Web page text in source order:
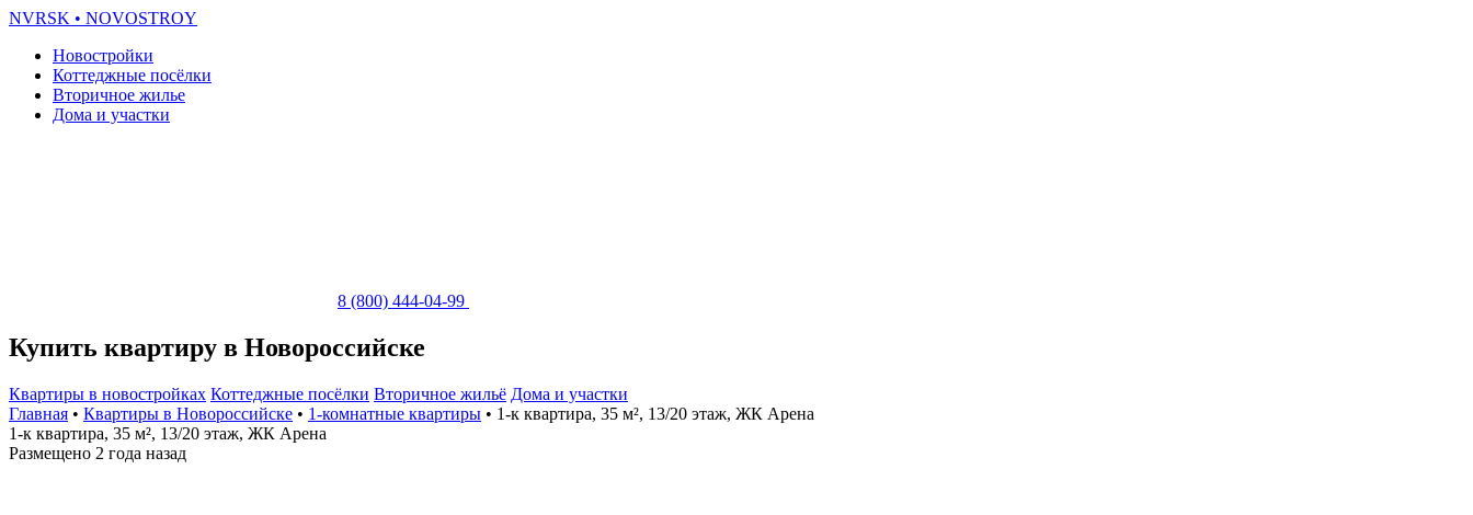
NVRSK • NOVOSTROY
Новостройки
Коттеджные посёлки
Вторичное жилье
Дома и участки
8 (800) 444-04-99
Купить квартиру в Новороссийске
Квартиры в новостройках Коттеджные посёлки Вторичное жильё Дома и участки
Главная • Квартиры в Новороссийске • 1-комнатные квартиры • 1-к квартира, 35 м², 13/20 этаж, ЖК Арена
1-к квартира, 35 м², 13/20 этаж, ЖК Арена
Размещено 2 года назад